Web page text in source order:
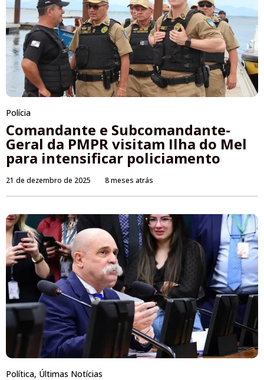
Polícia
Comandante e Subcomandante-
Geral da PMPR visitam Ilha do Mel
para intensificar policiamento
21 de dezembro de 2025 8 meses atrás
Política, Últimas Notícias